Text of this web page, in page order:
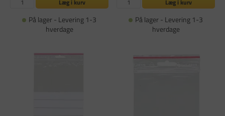
Læg i kurv
På lager - Levering 1-3
hverdage
Læg i kurv
På lager - Levering 1-3
hverdage